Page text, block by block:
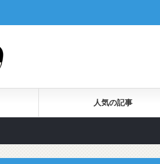
人気の記事